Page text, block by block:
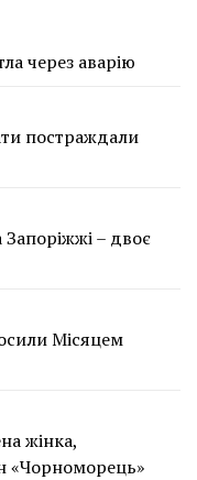
через аварію
постраждали
– двоє
Місяцем
жінка,
«Чорноморець»